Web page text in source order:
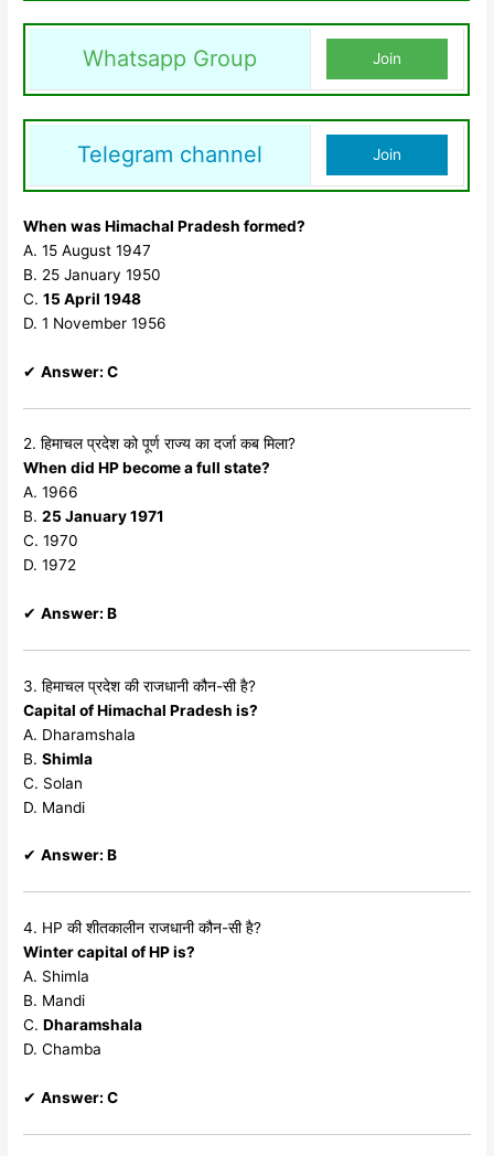
Whatsapp Group Join
Telegram channel Join
When was Himachal Pradesh formed?
A. 15 August 1947
B. 25 January 1950
C.15 April 1948
D. 1 November 1956
✔Answer: C
2. हिमाचल प्रदेश को पूर्ण राज्य का दर्जा कब मिला?
When did HP become a full state?
A. 1966
B.25 January 1971
C. 1970
D. 1972
✔Answer: B
3. हिमाचल प्रदेश की राजधानी कौन-सी है?
Capital of Himachal Pradesh is?
A. Dharamshala
B.Shimla
C. Solan
D. Mandi
✔Answer: B
4. HP की शीतकालीन राजधानी कौन-सी है?
Winter capital of HP is?
A. Shimla
B. Mandi
C.Dharamshala
D. Chamba
✔Answer: C